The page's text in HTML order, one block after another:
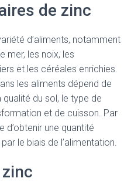
de zinc
d’aliments, notamment
mer, les noix, les
et les céréales enrichies.
les aliments dépend de
du sol, le type de
et de cuisson. Par
d’obtenir une quantité
le biais de l’alimentation.